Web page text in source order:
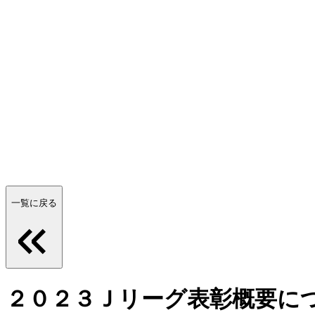
一覧に戻る
２０２３Ｊリーグ表彰概要に